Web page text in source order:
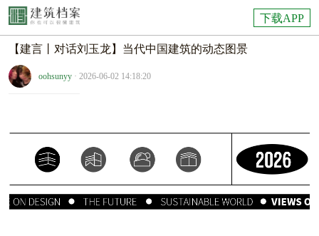
下载APP
【建言丨对话刘玉龙】当代中国建筑的动态图景
oohsunyy · 2026-06-02 14:18:20